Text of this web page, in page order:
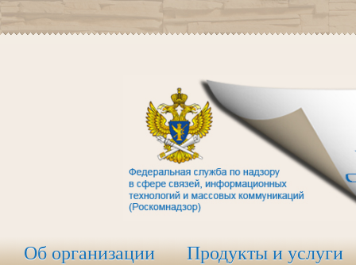
Об организации Продукты и услуги